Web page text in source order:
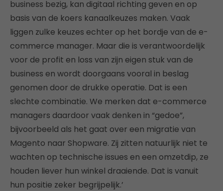
business bezig, kan digitaal richting geven en op
basis van de koers kanaalkeuzes maken. Vaak
liggen zulke keuzes echter op het bordje van de e-
commerce manager. Maar die is verantwoordelijk
voor de profit en loss van zijn eigen stuk van de
business en wordt doorgaans vooral in beslag
genomen door de drukke operatie. Dat is een
slechte combinatie. We merken dat e-commerce
managers daardoor vaak denken in “gedoe”,
bijvoorbeeld als het gaat over een migratie van
Magento naar Shopware. Zij zitten natuurlijk niet te
wachten op technische issues en een omzetdip, ze
houden liever hun winkel draaiende. Dat is vanuit
hun positie zeker begrijpelijk.’